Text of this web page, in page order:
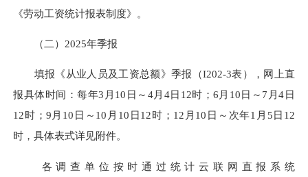
《劳动工资统计报表制度》。
（二）2025年季报
填报《从业人员及工资总额》季报（I202-3表），网上直
报具体时间：每年3月10日～4月4日12时；6月10日～7月4日
12时；9月10日～10月10日12时；12月10日～次年1月5日12
时，具体表式详见附件。
各调查单位按时通过统计云联网直报系统